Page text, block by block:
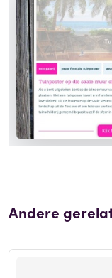
Andere